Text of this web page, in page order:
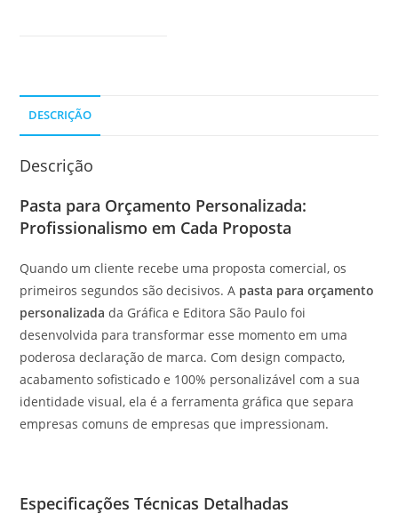
DESCRIÇÃO
Descrição
Pasta para Orçamento Personalizada:
Profissionalismo em Cada Proposta
Quando um cliente recebe uma proposta comercial, os
primeiros segundos são decisivos. A pasta para orçamento
personalizada da Gráfica e Editora São Paulo foi
desenvolvida para transformar esse momento em uma
poderosa declaração de marca. Com design compacto,
acabamento sofisticado e 100% personalizável com a sua
identidade visual, ela é a ferramenta gráfica que separa
empresas comuns de empresas que impressionam.
Especificações Técnicas Detalhadas